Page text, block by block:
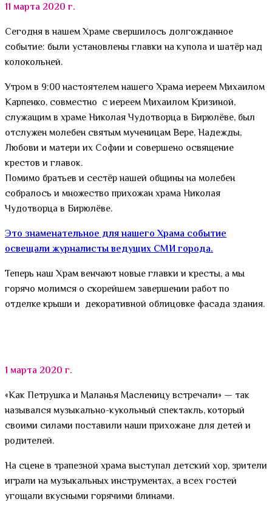
11 марта 2020 г.
Сегодня в нашем Храме свершилось долгожданное
событие: были установлены главки на купола и шатёр над
колокольней.
Утром в 9:00 настоятелем нашего Храма иереем Михаилом
Карпенко, совместно с иереем Михаилом Кризиной,
служащим в храме Николая Чудотворца в Бирюлёве, был
отслужен молебен святым мученицам Вере, Надежды,
Любови и матери их Софии и совершено освящение
крестов и главок.
Помимо братьев и сестёр нашей общины на молебен
собралось и множество прихожан храма Николая
Чудотворца в Бирюлёве.
Этознаменательное для нашего Храма событие
освещали журналисты ведущих СМИ города.
Теперь наш Храм венчают новые главки и кресты, а мы
горячо молимся о скорейшем завершении работ по
отделке крыши и декоративной облицовке фасада здания.
1 марта 2020 г.
«Как Петрушка и Маланья Масленицу встречали» — так
назывался музыкально-кукольный спектакль, который
своими силами поставили наши прихожане для детей и
родителей.
На сцене в трапезной храма выступал детский хор, зрители
играли на музыкальных инструментах, а всех гостей
угощали вкусными горячими блинами.